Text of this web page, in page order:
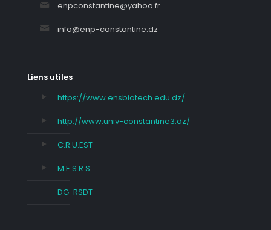
enpconstantine@yahoo.fr
info@enp-constantine.dz
Liens utiles
https://www.ensbiotech.edu.dz/
http://www.univ-constantine3.dz/
C.R.U.EST
M.E.S.R.S
DG-RSDT